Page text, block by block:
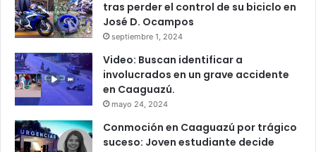
tras perder el control de su biciclo en
José D. Ocampos
septiembre 1, 2024
Video: Buscan identificar a
involucrados en un grave accidente
en Caaguazú.
mayo 24, 2024
Conmoción en Caaguazú por trágico
suceso: Joven estudiante decide